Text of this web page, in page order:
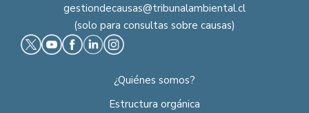
gestiondecausas@tribunalambiental.cl
(solo para consultas sobre causas)
¿Quiénes somos?
Estructura orgánica